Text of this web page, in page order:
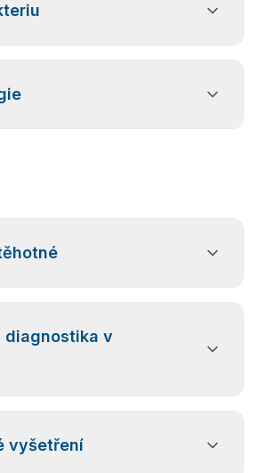
a mammografie.
Sagena (urodynamické
ve Frýdku-Místku.
diagnostika v
vad plodu a určení pohlaví
vyšetření